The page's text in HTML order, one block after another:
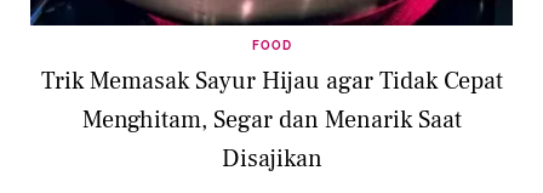
FOOD
Trik Memasak Sayur Hijau agar Tidak Cepat
Menghitam, Segar dan Menarik Saat
Disajikan